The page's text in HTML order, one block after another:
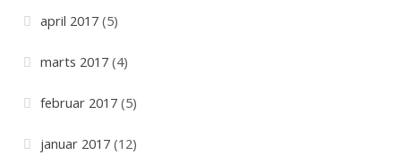
april 2017(5)
marts 2017(4)
februar 2017(5)
januar 2017(12)